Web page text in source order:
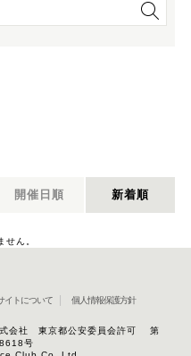
開催日順 新着順
せん。
イトについて 個人情報保護方針
式会社 東京都公安委員会許可 第
号